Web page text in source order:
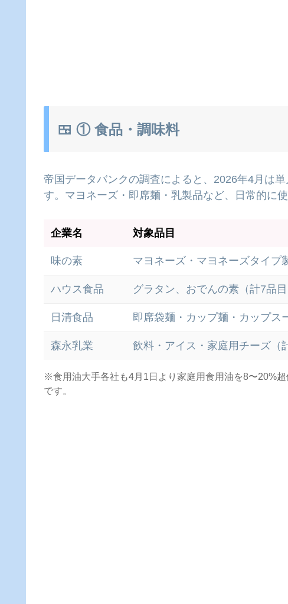
🍱 ① 食品・調味料
帝国データバンクの調査によると、2026年4月は
す。マヨネーズ・即席麺・乳製品など、日常的に
企業名 対象品目
味の素 マヨネーズ・マヨネーズタイプ
ハウス食品 グラタン、おでんの素（計7品目
日清食品 即席袋麺・カップ麺・カップス
森永乳業 飲料・アイス・家庭用チーズ（
※食用油大手各社も4月1日より家庭用食用油を8〜20%
です。